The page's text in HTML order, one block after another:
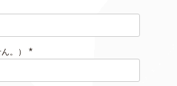
。） *